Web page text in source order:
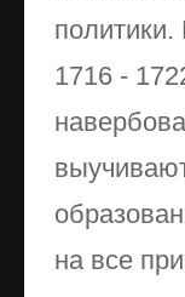
1716 -
на все